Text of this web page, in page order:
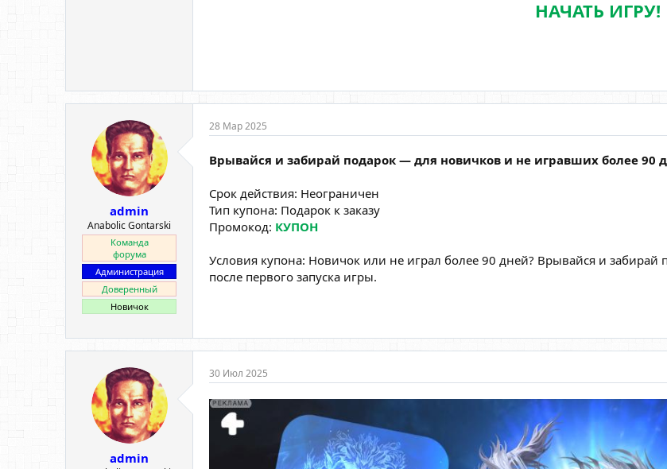
НАЧАТЬ ИГРУ!
admin
Anabolic Gontarski
Команда
форума
Администрация
Доверенный
Новичок
28 Мар 2025
Врывайся и забирай подарок — для новичков и не игравших более 90
Срок действия: Неограничен
Тип купона: Подарок к заказу
Промокод: КУПОН
Условия купона: Новичок или не играл более 90 дней? Врывайся и забирай
после первого запуска игры.
admin
30 Июл 2025